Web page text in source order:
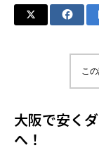
こ
大阪で安く
へ！